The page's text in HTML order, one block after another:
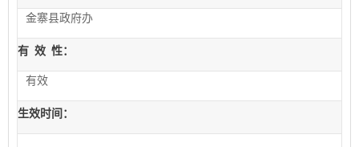
金寨县政府办
有 效 性：
有效
生效时间：